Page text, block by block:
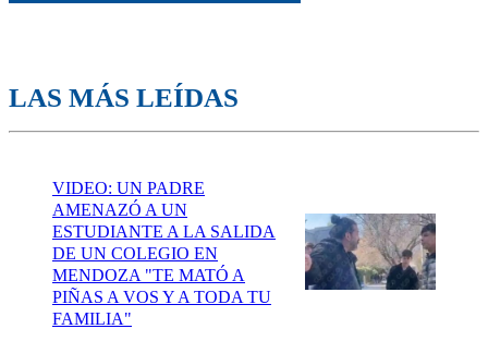
LAS MÁS LEÍDAS
VIDEO: UN PADRE
AMENAZÓ A UN
ESTUDIANTE A LA SALIDA
DE UN COLEGIO EN
MENDOZA "TE MATÓ A
PIÑAS A VOS Y A TODA TU
FAMILIA"